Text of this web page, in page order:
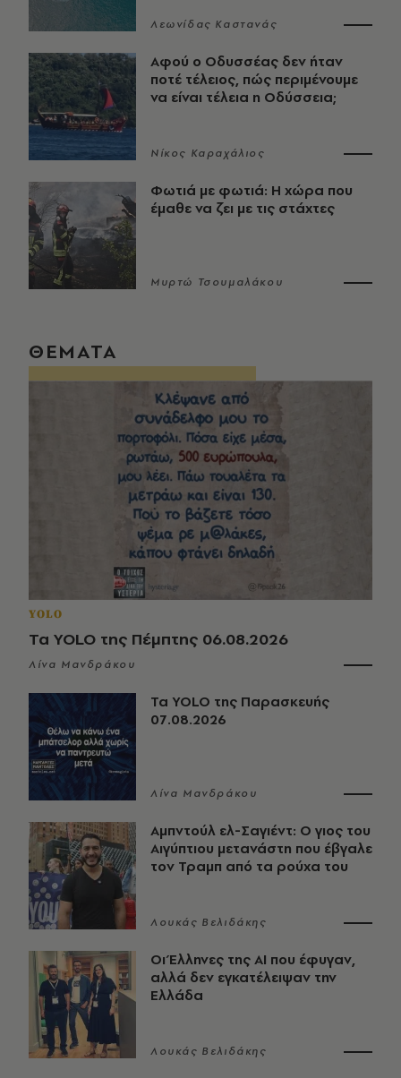
Λεωνίδας Καστανάς
Αφού ο Οδυσσέας δεν ήταν
ποτέ τέλειος, πώς περιμένουμε
να είναι τέλεια η Οδύσσεια;
Νίκος Καραχάλιος
Φωτιά με φωτιά: Η χώρα που
έμαθε να ζει με τις στάχτες
Μυρτώ Τσουμαλάκου
ΘΕΜΑΤΑ
YOLO
Τα YOLO της Πέμπτης 06.08.2026
Λίνα Μανδράκου
Τα YOLO της Παρασκευής
07.08.2026
Λίνα Μανδράκου
Αμπντούλ ελ-Σαγιέντ: Ο γιος του
Αιγύπτιου μετανάστη που έβγαλε
τον Τραμπ από τα ρούχα του
Λουκάς Βελιδάκης
Οι Έλληνες της ΑΙ που έφυγαν,
αλλά δεν εγκατέλειψαν την
Ελλάδα
Λουκάς Βελιδάκης